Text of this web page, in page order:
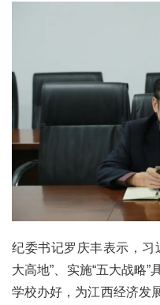
纪委书记罗庆丰表示，习
大高地”、实施“五大战略
学校办好，为江西经济发